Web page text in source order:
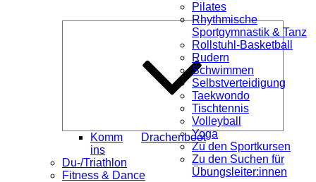
öffnen
Komm
ins
Drachenboot
Du-/Triathlon
Fitness & Dance
Pilates
Rhythmische
Sportgymnastik & Tanz
Rollstuhl-Basketball
Rudern
Schwimmen
Selbstverteidigung
Taekwondo
Tischtennis
Volleyball
Yoga
Zu den Sportkursen
Zu den Suchen für
Übungsleiter:innen